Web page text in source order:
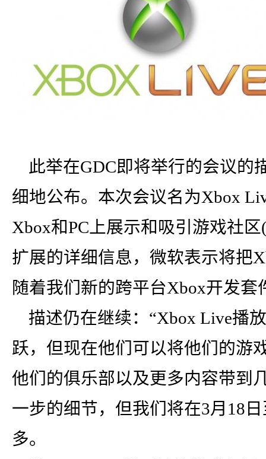
此举在GDC即将举行的会议的
细地公布。本次会议名为Xbox
Xbox和PC上展示和吸引游戏社
扩展的详细信息，微软表示将把
随着我们新的跨平台Xbox开发套
描述仍在继续：“Xbox Live播
跃，但现在他们可以将他们的游
他们的俱乐部以及更多内容带到
一步的细节，但我们将在3月18
多。